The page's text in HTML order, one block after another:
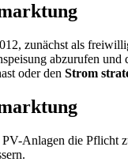
zunächst als
abzurufen
oder den Strom
Anlagen die